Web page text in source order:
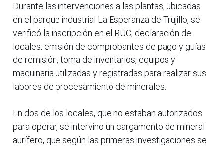
Durante las intervenciones a las plantas, ubicadas
en el parque industrial La Esperanza de Trujillo, se
verificó la inscripción en el RUC, declaración de
locales, emisión de comprobantes de pago y guías
de remisión, toma de inventarios, equipos y
maquinaria utilizadas y registradas para realizar sus
labores de procesamiento de minerales.
En dos de los locales, que no estaban autorizados
para operar, se intervino un cargamento de mineral
aurífero, que según las primeras investigaciones se